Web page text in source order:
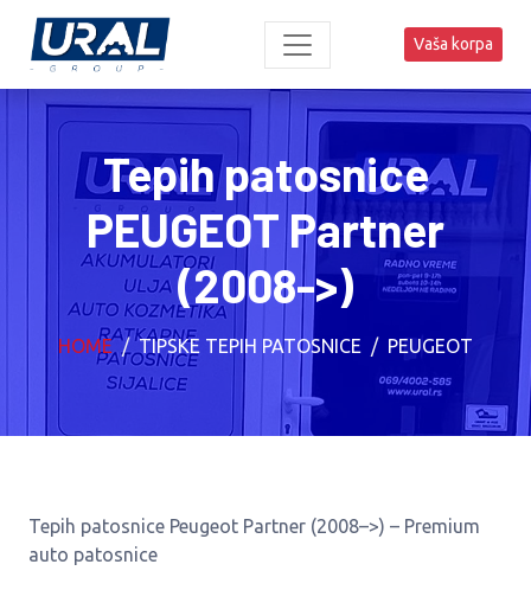
Vaša korpa
Tepih patosnice
PEUGEOT Partner
(2008->)
HOME TIPSKE TEPIH PATOSNICE PEUGEOT
Tepih patosnice Peugeot Partner (2008–>) – Premium
auto patosnice